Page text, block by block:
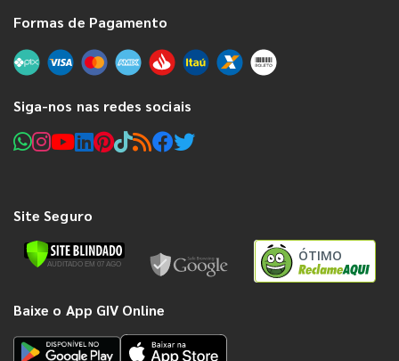
Formas de Pagamento
Siga-nos nas redes sociais
Site Seguro
ÓTIMO
Baixe o App GIV Online